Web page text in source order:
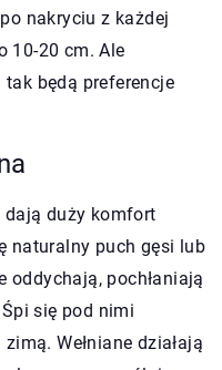
nakryciu z każdej
10-20 cm. Ale
będą preferencje
dają duży komfort
naturalny puch gęsi lub
oddychają, pochłaniają
się pod nimi
Wełniane działają